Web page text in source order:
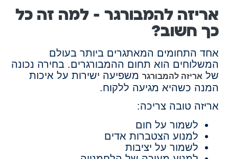
אריזה להמבורגר – למה זה כל
כך חשוב?
אחד התחומים המאתגרים ביותר בעולם
המשלוחים הוא תחום ההמבורגרים. בחירה נכונה
של אריזה להמבורגר משפיעה ישירות על איכות
המנה כשהיא מגיעה ללקוח.
אריזה טובה צריכה:
לשמור על חום
למנוע הצטברות אדים
לשמור על יציבות